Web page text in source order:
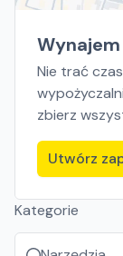
Nie trać
zbierz
Utwórz
Kategorie